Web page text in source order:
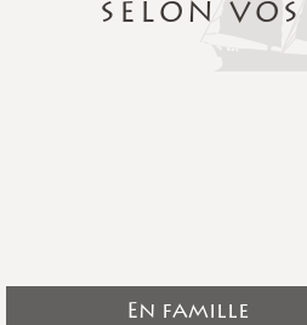
SELON
En famille